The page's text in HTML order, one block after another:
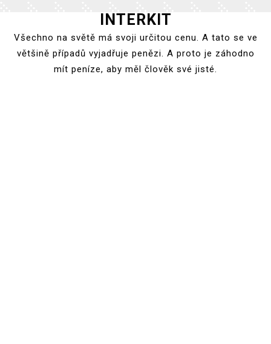
content
INTERKIT
Všechno na světě má svoji určitou cenu. A tato se ve
většině případů vyjadřuje penězi. A proto je záhodno
mít peníze, aby měl člověk své jisté.